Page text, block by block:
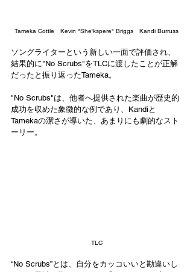
Tameka Cottle Kevin "She'kspere" Briggs Kandi Burruss
ソングライターという新しい一面で評価され、
結果的に"No Scrubs"をTLCに渡したことが正解
だったと振り返ったTameka。
"No Scrubs"は、他者へ提供された楽曲が歴史的
成功を収めた象徴的な例であり、Kandiと
Tamekaの潔さが導いた、あまりにも劇的なスト
ーリー。
TLC
“No Scrubs”とは、自分をカッコいいと勘違いし